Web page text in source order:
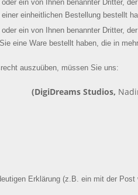
ein von Ihnen benannter Dritter,
einheitlichen Bestellung bestellt
ein von Ihnen benannter Dritter,
eine Ware bestellt haben, die in
auszuüben, müssen Sie uns:
(DigiDreams Studios,
Erklärung (z.B. ein mit der